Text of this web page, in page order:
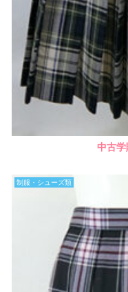
中古学
制服・シューズ類